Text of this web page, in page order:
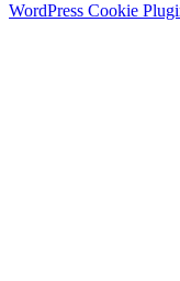
WordPress Cookie